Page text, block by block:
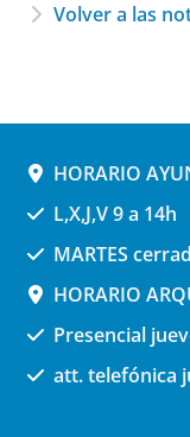
Volver a las
HORARIO
L,X,J,V 9 a 14h
MARTES
HORARIO
Presencial
att. telefónica